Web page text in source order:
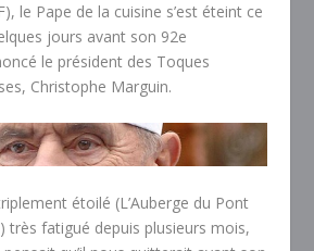
le Pape de la cuisine s’est éteint ce
jours avant son 92e
le président des Toques
Christophe Marguin.
étoilé (L’Auberge du Pont
très fatigué depuis plusieurs mois,